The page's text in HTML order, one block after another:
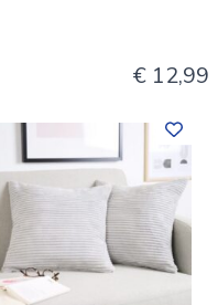
€ 12,99